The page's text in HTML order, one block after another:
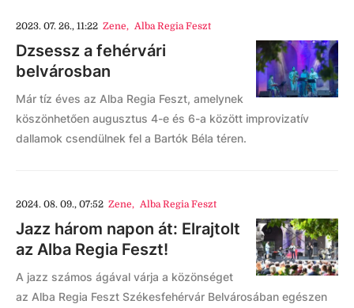
2023. 07. 26., 11:22 Zene, Alba Regia Feszt
Dzsessz a fehérvári
belvárosban
Már tíz éves az Alba Regia Feszt, amelynek
köszönhetően augusztus 4-e és 6-a között improvizatív
dallamok csendülnek fel a Bartók Béla téren.
2024. 08. 09., 07:52 Zene, Alba Regia Feszt
Jazz három napon át: Elrajtolt
az Alba Regia Feszt!
A jazz számos ágával várja a közönséget
az Alba Regia Feszt Székesfehérvár Belvárosában egészen